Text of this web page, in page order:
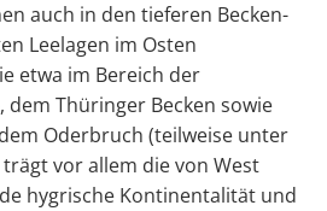
auch in den tieferen Becken-
Leelagen im Osten
etwa im Bereich der
dem Thüringer Becken sowie
Oderbruch (teilweise unter
vor allem die von West
hygrische Kontinentalität und